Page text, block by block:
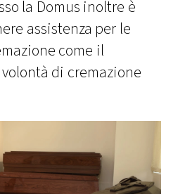
la Domus inoltre è
assistenza per le
come il
di cremazione